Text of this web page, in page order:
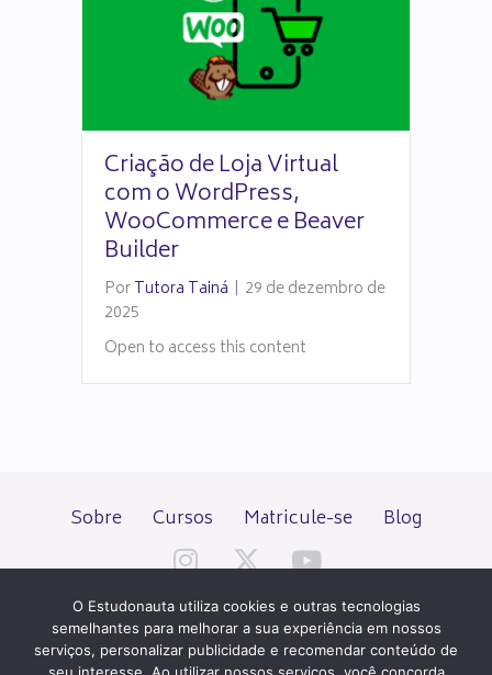
Criação de Loja Virtual
com o WordPress,
WooCommerce e Beaver
Builder
PorTutora Tainá | 29 de dezembro de
2025
Open to access this content
Sobre Cursos Matricule-se Blog
O Estudonauta utiliza cookies e outras tecnologias
semelhantes para melhorar a sua experiência em nossos
serviços, personalizar publicidade e recomendar conteúdo de